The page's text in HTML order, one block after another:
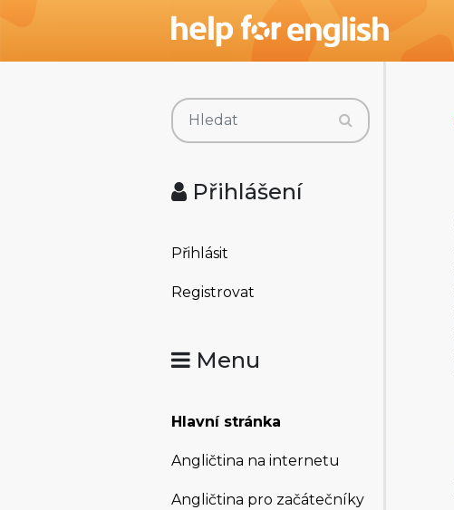
Přihlášení
Přihlásit
Registrovat
Menu
Hlavní stránka
Angličtina na internetu
Angličtina pro začátečníky